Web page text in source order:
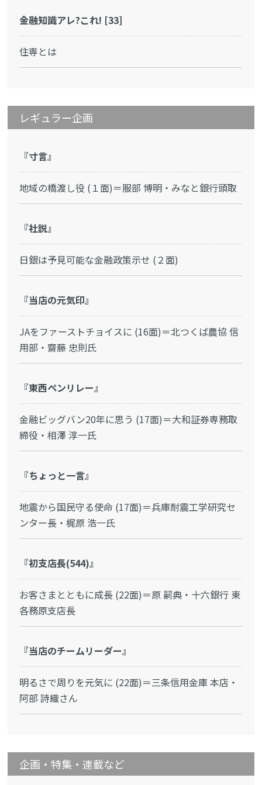
金融知識アレ?これ! [33]
住専とは
レギュラー企画
『寸言』
地域の橋渡し役 (１面)＝服部 博明・みなと銀行頭取
『社説』
日銀は予見可能な金融政策示せ (２面)
『当店の元気印』
JAをファーストチョイスに (16面)＝北つくば農協 信
用部・齋藤 忠則氏
『東西ペンリレー』
金融ビッグバン20年に思う (17面)＝大和証券専務取
締役・相澤 淳一氏
『ちょっと一言』
地震から国民守る使命 (17面)＝兵庫耐震工学研究セ
ンター長・梶原 浩一氏
『初支店長(544)』
お客さまとともに成長 (22面)＝原 嗣典・十六銀行 東
各務原支店長
『当店のチームリーダー』
明るさで周りを元気に (22面)＝三条信用金庫 本店・
阿部 詩織さん
企画・特集・連載など